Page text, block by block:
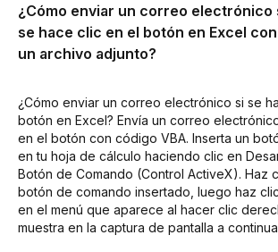
¿Cómo enviar un correo electrónico
se hace clic en el botón en Excel con
un archivo adjunto?
¿Cómo enviar un correo electrónico si se
botón en Excel? Envía un correo
en el botón con código VBA. Inserta un
en tu hoja de cálculo haciendo clic en
Botón de Comando (Control ActiveX). Haz
botón de comando insertado, luego haz
en el menú que aparece al hacer clic
muestra en la captura de pantalla a